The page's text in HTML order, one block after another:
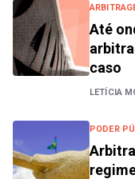
Até
caso
LETÍCIA
PODER